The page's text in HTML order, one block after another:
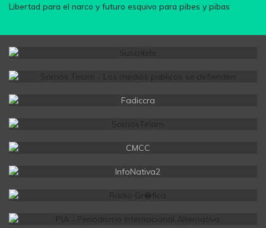
Libertad para el narco y futuro esquivo para pibes y pibas